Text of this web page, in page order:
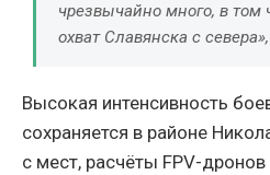
чрезвычайно много, в том
охват Славянска с
Высокая интенсивность
сохраняется в районе
с мест, расчёты FPV-